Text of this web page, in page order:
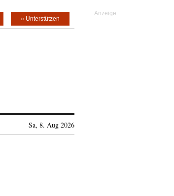
» Unterstützen
Sa, 8. Aug 2026